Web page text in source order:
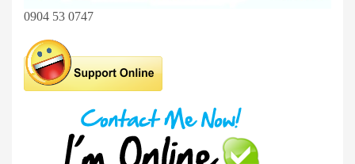
0904 53 0747